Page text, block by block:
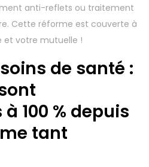
anti-reflets ou traitement
Cette réforme est couverte à
et votre mutuelle !
de santé :
100 % depuis
tant